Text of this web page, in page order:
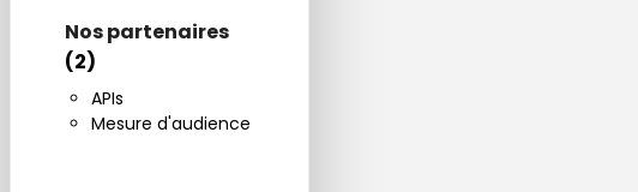
Nos partenaires
(2)
APIs
Mesure d'audience